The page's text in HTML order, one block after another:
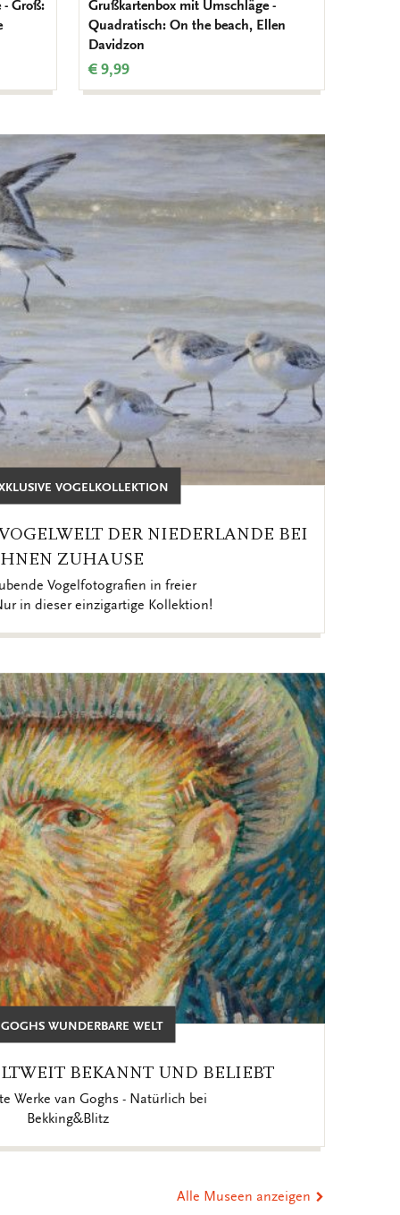
- Groß:
Grußkartenbox mit Umschläge -
Quadratisch: On the beach, Ellen
Davidzon
€ 9,99
VOGELKOLLEKTION
DER NIEDERLANDE BEI
ZUHAUSE
Vogelfotografien in freier
in dieser einzigartige Kollektion!
WUNDERBARE WELT
BEKANNT UND BELIEBT
Werke van Goghs - Natürlich bei
Bekking&Blitz
Alle Museen anzeigen